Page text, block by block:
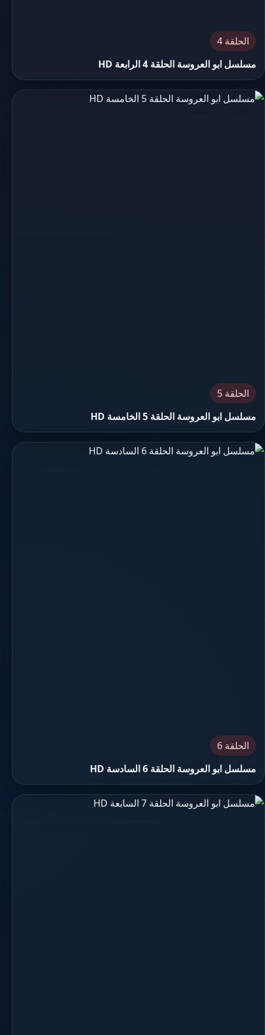
الحلقة 4
مسلسل ابو العروسة الحلقة 4 الرابعة HD
الحلقة 5
مسلسل ابو العروسة الحلقة 5 الخامسة HD
الحلقة 6
مسلسل ابو العروسة الحلقة 6 السادسة HD